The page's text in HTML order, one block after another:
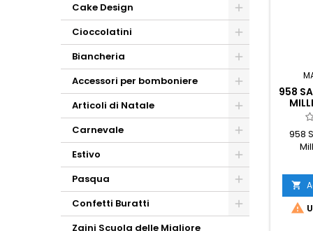
Cake Design
Cioccolatini
Biancheria
Accessori per bomboniere
Articoli di Natale
Carnevale
Estivo
Pasqua
Confetti Buratti
Zaini Scuola delle Migliore
958
958

